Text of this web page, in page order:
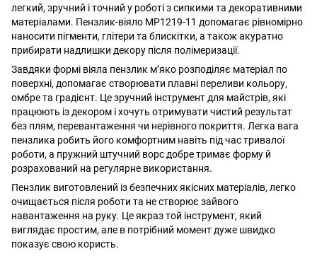
легкий, зручний і точний у роботі з сипкими та декоративними
матеріалами. Пензлик-віяло MP1219-11 допомагає рівномірно
наносити пігменти, глітери та блискітки, а також акуратно
прибирати надлишки декору після полімеризації.
Завдяки формі віяла пензлик м’яко розподіляє матеріал по
поверхні, допомагає створювати плавні переливи кольору,
омбре та градієнт. Це зручний інструмент для майстрів, які
працюють із декором і хочуть отримувати чистий результат
без плям, перевантаження чи нерівного покриття. Легка вага
пензлика робить його комфортним навіть під час тривалої
роботи, а пружний штучний ворс добре тримає форму й
розрахований на регулярне використання.
Пензлик виготовлений із безпечних якісних матеріалів, легко
очищається після роботи та не створює зайвого
навантаження на руку. Це якраз той інструмент, який
виглядає простим, але в потрібний момент дуже швидко
показує свою користь.